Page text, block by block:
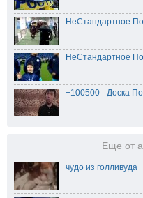
НеСтандартное
НеСтандартное
+100500 - Доска
Еще от
чудо из голливуда